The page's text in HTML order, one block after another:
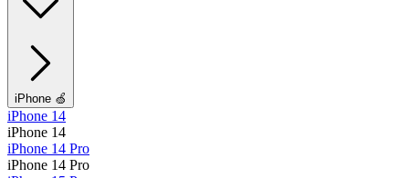
iPhone 🍏
iPhone 14
iPhone 14
iPhone 14 Pro
iPhone 14 Pro